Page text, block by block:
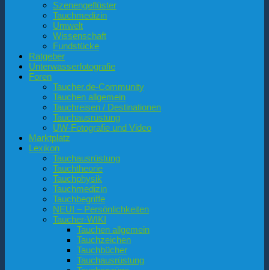
Szenengeflüster
Tauchmedizin
Umwelt
Wissenschaft
Fundstücke
Ratgeber
Unterwasserfotografie
Foren
Taucher.de-Community
Tauchen allgemein
Tauchreisen / Destinationen
Tauchausrüstung
UW-Fotografie und Video
Marktplatz
Lexikon
Tauchausrüstung
Tauchtheorie
Tauchphysik
Tauchmedizin
Tauchbegriffe
NEU! – Persönlichkeiten
Taucher-WIKI
Tauchen allgemein
Tauchzeichen
Tauchbücher
Tauchausrüstung